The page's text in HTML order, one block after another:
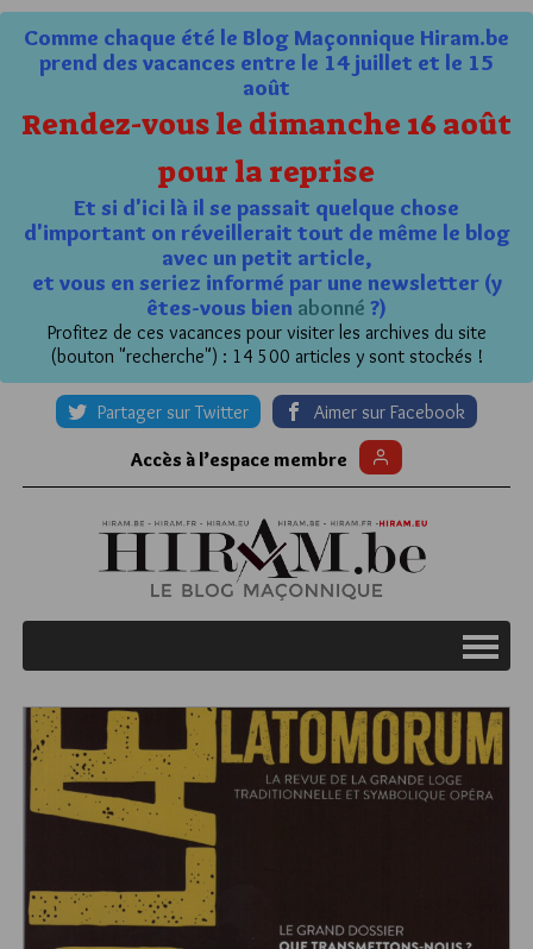
Comme chaque été le Blog Maçonnique Hiram.be
prend des vacances entre le 14 juillet et le 15
août
Rendez-vous le dimanche 16 août
pour la reprise
Et si d'ici là il se passait quelque chose
d'important on réveillerait tout de même le blog
avec un petit article,
et vous en seriez informé par une newsletter (y
êtes-vous bien abonné ?)
Profitez de ces vacances pour visiter les archives du site
(bouton "recherche") : 14 500 articles y sont stockés !
Partager sur Twitter Aimer sur Facebook
Accès à l’espace membre